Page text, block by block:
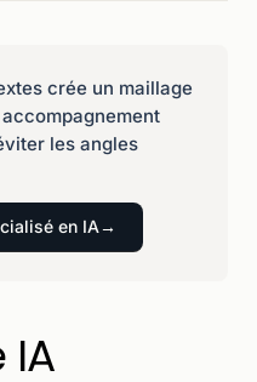
crée un maillage
les angles
en IA